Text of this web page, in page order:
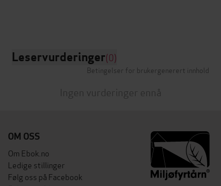
Leservurderinger(0)
Betingelser for brukergenerert innhold
Ingen vurderinger ennå
OM OSS
Om Ebok.no
Ledige stillinger
Følg oss på Facebook